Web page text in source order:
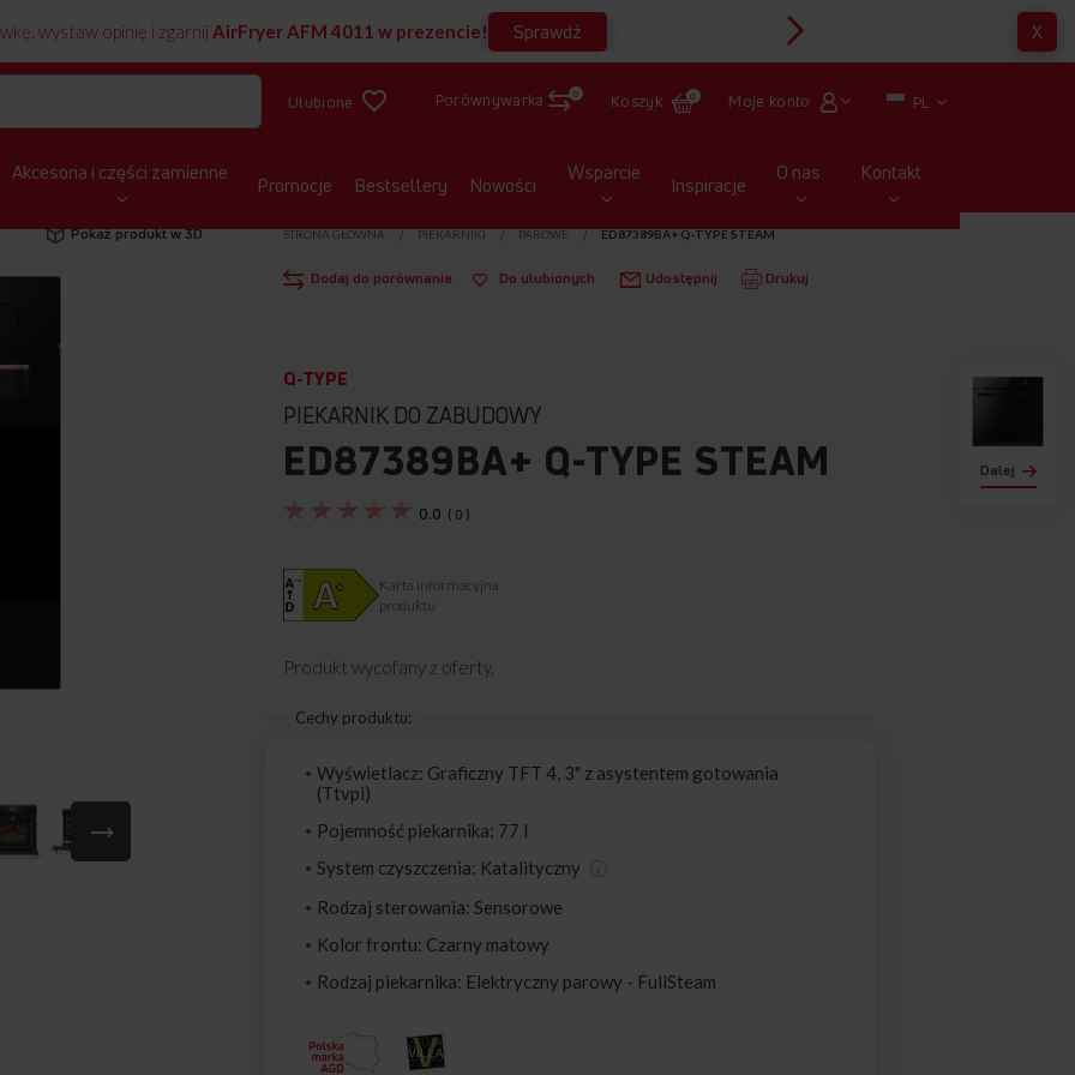
wystaw opinię i zgarnij AirFryer AFM 4011 w prezencie! Sprawdź X
Ulubione Porównywarka 0 Koszyk 0 Moje konto PL
Akcesoria i części zamienne Promocje Bestsellery Nowości Wsparcie Inspiracje O nas Kontakt
Dalej
Pokaż produkt w 3D STRONA GŁÓWNA PIEKARNIKI PAROWE ED87389BA+ Q-TYPE STEAM
Dodaj do porównania Do ulubionych Udostępnij Drukuj
Q-TYPE
PIEKARNIK DO ZABUDOWY
ED87389BA+ Q-TYPE STEAM
0.0 ( 0 )
Karta informacyjna
produktu
Produkt wycofany z oferty.
Cechy produktu:
Wyświetlacz: Graficzny TFT 4, 3" z asystentem gotowania
(Ttvpi)
Pojemność piekarnika: 77 l
System czyszczenia: Katalityczny
Rodzaj sterowania: Sensorowe
Kolor frontu: Czarny matowy
Rodzaj piekarnika: Elektryczny parowy - FullSteam